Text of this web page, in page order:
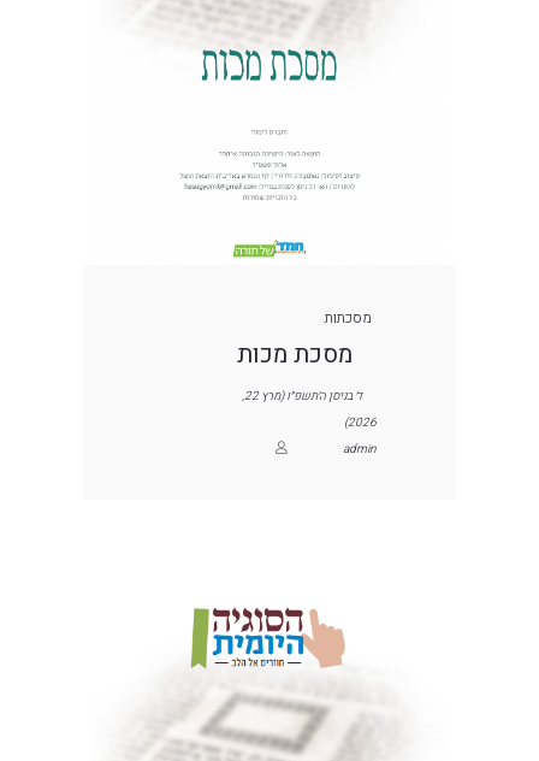
מסכתות
מסכת מכות
ד׳ בניסן ה׳תשפ״ו (מרץ 22,
2026)
admin